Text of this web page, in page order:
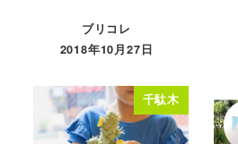
ブリコレ
投稿日
2018年10月27日
千駄木